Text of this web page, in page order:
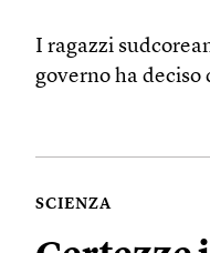
I ragazzi
governo ha
SCIENZA